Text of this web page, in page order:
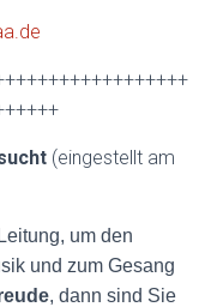
(eingestellt am
um den
und zum Gesang
, dann sind Sie